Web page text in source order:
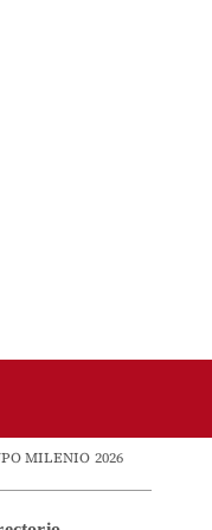
MILENIO 2026